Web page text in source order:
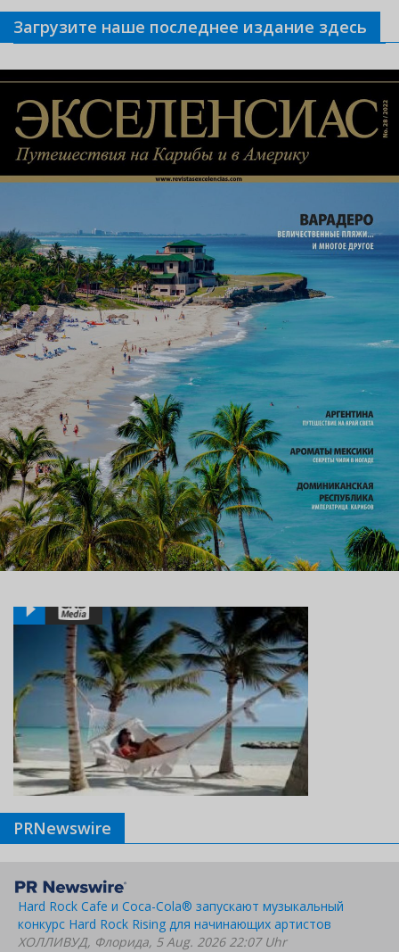
Связанные новости
Загрузите наше последнее издание здесь
PRNewswire
Hard Rock Cafe и Coca-Cola® запускают музыкальный
конкурс Hard Rock Rising для начинающих артистов
ХОЛЛИВУД, Флорида, 5 Aug. 2026 22:07 Uhr